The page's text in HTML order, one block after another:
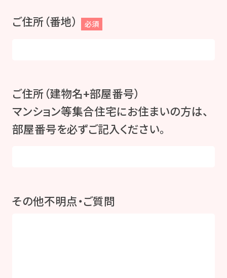
ご住所（番地） 必須
ご住所（建物名+部屋番号）
マンション等集合住宅にお住まいの方は、
部屋番号を必ずご記入ください。
その他不明点・ご質問